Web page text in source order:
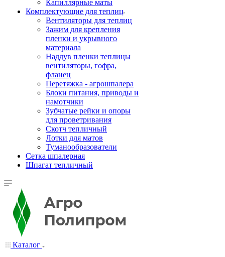
Капиллярные маты
Комплектующие для теплиц
Вентиляторы для теплиц
Зажим для крепления
пленки и укрывного
материала
Наддув пленки теплицы
вентиляторы, гофра,
фланец
Перетяжка - агрошпалера
Блоки питания, приводы и
намотчики
Зубчатые рейки и опоры
для проветривания
Скотч тепличный
Лотки для матов
Туманообразователи
Сетка шпалерная
Шпагат тепличный
Каталог